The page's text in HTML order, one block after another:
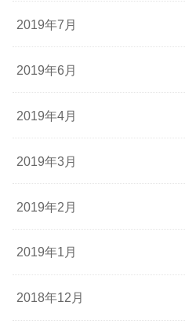
2019年7月
2019年6月
2019年4月
2019年3月
2019年2月
2019年1月
2018年12月